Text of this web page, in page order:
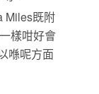
Miles既附
樣咁好會
喺呢方面